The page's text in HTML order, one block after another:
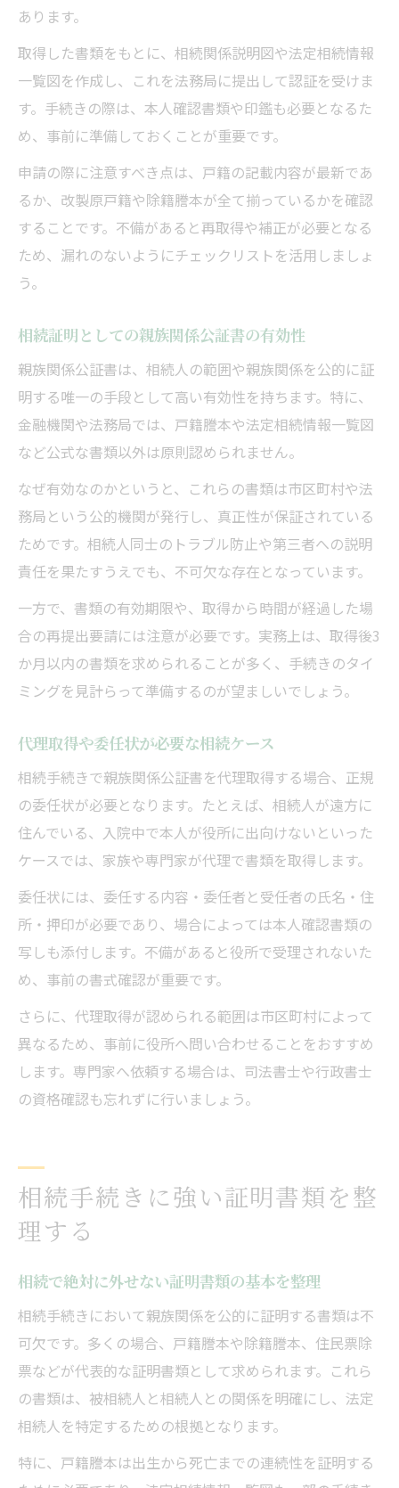
あります。
取得した書類をもとに、相続関係説明図や法定相続情報
一覧図を作成し、これを法務局に提出して認証を受けま
す。手続きの際は、本人確認書類や印鑑も必要となるた
め、事前に準備しておくことが重要です。
申請の際に注意すべき点は、戸籍の記載内容が最新であ
るか、改製原戸籍や除籍謄本が全て揃っているかを確認
することです。不備があると再取得や補正が必要となる
ため、漏れのないようにチェックリストを活用しましょ
う。
相続証明としての親族関係公証書の有効性
親族関係公証書は、相続人の範囲や親族関係を公的に証
明する唯一の手段として高い有効性を持ちます。特に、
金融機関や法務局では、戸籍謄本や法定相続情報一覧図
など公式な書類以外は原則認められません。
なぜ有効なのかというと、これらの書類は市区町村や法
務局という公的機関が発行し、真正性が保証されている
ためです。相続人同士のトラブル防止や第三者への説明
責任を果たすうえでも、不可欠な存在となっています。
一方で、書類の有効期限や、取得から時間が経過した場
合の再提出要請には注意が必要です。実務上は、取得後3
か月以内の書類を求められることが多く、手続きのタイ
ミングを見計らって準備するのが望ましいでしょう。
代理取得や委任状が必要な相続ケース
相続手続きで親族関係公証書を代理取得する場合、正規
の委任状が必要となります。たとえば、相続人が遠方に
住んでいる、入院中で本人が役所に出向けないといった
ケースでは、家族や専門家が代理で書類を取得します。
委任状には、委任する内容・委任者と受任者の氏名・住
所・押印が必要であり、場合によっては本人確認書類の
写しも添付します。不備があると役所で受理されないた
め、事前の書式確認が重要です。
さらに、代理取得が認められる範囲は市区町村によって
異なるため、事前に役所へ問い合わせることをおすすめ
します。専門家へ依頼する場合は、司法書士や行政書士
の資格確認も忘れずに行いましょう。
相続手続きに強い証明書類を整
理する
相続で絶対に外せない証明書類の基本を整理
相続手続きにおいて親族関係を公的に証明する書類は不
可欠です。多くの場合、戸籍謄本や除籍謄本、住民票除
票などが代表的な証明書類として求められます。これら
の書類は、被相続人と相続人との関係を明確にし、法定
相続人を特定するための根拠となります。
特に、戸籍謄本は出生から死亡までの連続性を証明する